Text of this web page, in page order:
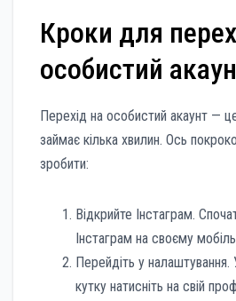
Кроки для
особистий
Перехід на особистий акаунт —
займає кілька хвилин. Ось
зробити:
Відкрийте Інстаграм.
Інстаграм на своєму
Перейдіть у
кутку натисніть на свій